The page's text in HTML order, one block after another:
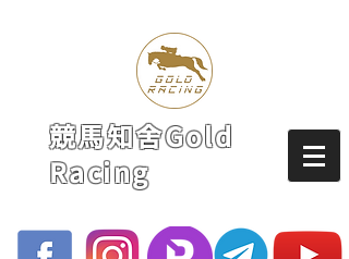
競馬知舍Gold
Racing